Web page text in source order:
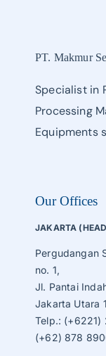
PT. Makmur
Specialist in
Processing
Equipments
Our Offices
JAKARTA
Pergudangan
no. 1,
Jl. Pantai
Jakarta Utara
Telp.:
(+62) 878